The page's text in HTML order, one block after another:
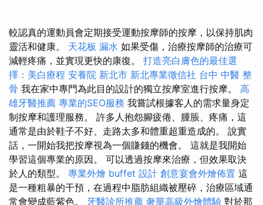
較認真的運動員會定期接受運動按摩師的按摩，以保持肌肉
靈活和健康。 天花板 漏水 如果受傷，治療按摩師的治療可
減輕疼痛，並實現更快的康復。 打造亮白膚色的最佳選
擇：美白療程 安養院 新北市 新北專業徵信社 台中 中醫 整
骨 我在家中專門為此目的設計的獨立按摩室進行按摩。 高
雄牙醫推薦 專業的SEO服務 我嘗試根據客人的需求量身定
制按摩和護理服務。 許多人抱怨腳疲倦、腫脹、疼痛，這
通常是由於鞋子不好、走路太多和體重超重造成的。 說實
話，一開始我把按摩視為一個賺錢的機會。 這就是我開始
學習這個專業的原因。 可以透過按摩來治療，但效果取決
於人的類型。 專業外燴 buffet 設計 創意宴會外燴佈置 這
是一種粗暴的干預，在過程中脂肪組織被壓碎，治療區域通
常會變成藍紫色。 牙醫診所推薦 奢華高級外燴體驗 對於那